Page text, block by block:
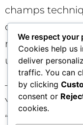
champs
compatibilités,
marketplace et
unités). 🧮
– Lancer 3–5
YouTube (cas
“unboxing”
We respect your
Cookies help us
deliver
traffic. You can
by clicking
consent or
cookies.